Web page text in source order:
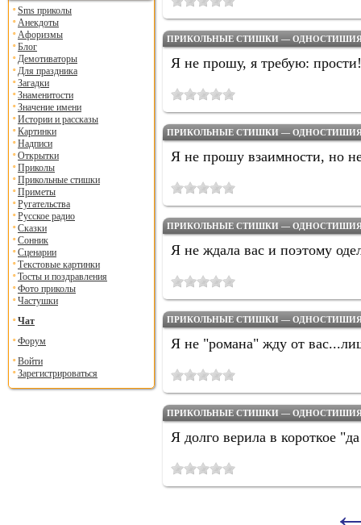
Sms приколы
Анекдоты
Афоризмы
Блог
Демотиваторы
Для праздника
Загадки
Знаменитости
Значение имени
Истории и рассказы
Картинки
Надписи
Открытки
Приколы
Прикольные стишки
Приметы
Ругательства
Русское радио
Сказки
Сонник
Сценарии
Текстовые картинки
Тосты и поздравления
Фото приколы
Частушки
Чат
Форум
Войти
Зарегистрироваться
ПРИКОЛЬНЫЕ СТИШКИ — ОДНОСТИШИЯ
Я не прошу, я требую: прости!
ПРИКОЛЬНЫЕ СТИШКИ — ОДНОСТИШИЯ
Я не прошу взаимности, но
ПРИКОЛЬНЫЕ СТИШКИ — ОДНОСТИШИЯ
Я не ждала вас и поэтому
ПРИКОЛЬНЫЕ СТИШКИ — ОДНОСТИШИЯ
Я не "романа" жду от
ПРИКОЛЬНЫЕ СТИШКИ — ОДНОСТИШИЯ
Я долго верила в короткое